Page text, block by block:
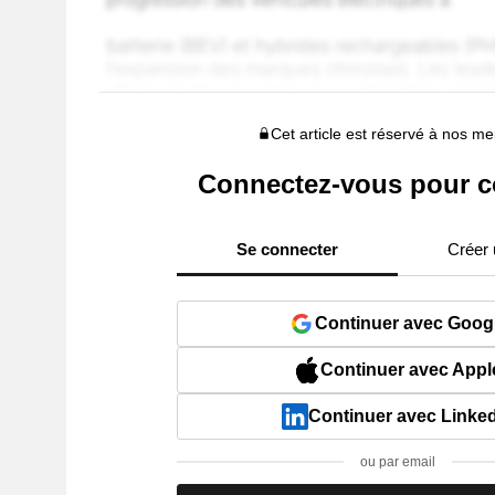
Cet article est réservé à nos
Connectez-vous pour
Se connecter Créer
Continuer avec
Continuer avec
Continuer avec
ou par email